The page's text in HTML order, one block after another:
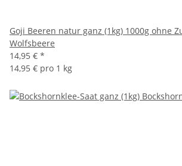
Goji Beeren natur ganz (1kg) 1000g ohne
Wolfsbeere
14,95 € *
14,95 € pro 1 kg